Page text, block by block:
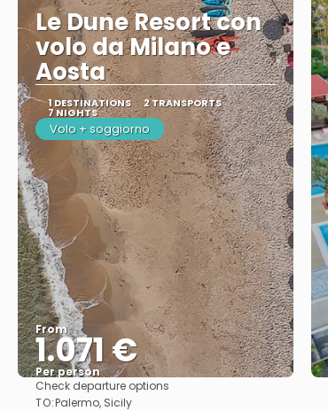
Le Dune Resort con
volo da Milano e
Aosta
1 DESTINATIONS 2 TRANSPORTS
7 NIGHTS
Volo + soggiorno
From
1.071 €
Per person
See
Check departure options
TO:Palermo, Sicily